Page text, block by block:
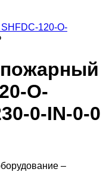
120-O-
O-
0-IN-0-0
–